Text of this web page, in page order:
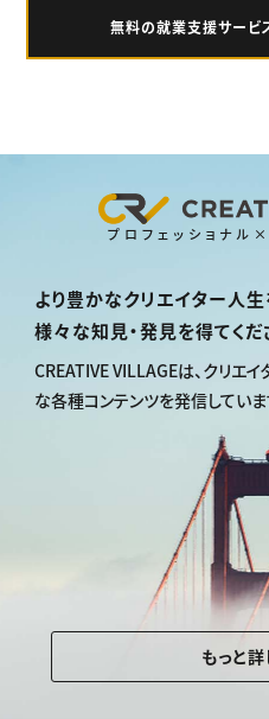
無料の就業支援サービ
プロフェッショナル
より豊かなクリエイター人生
様々な知見・発見を得てくだ
CREATIVE VILLAGEは、 クリエ
な各種コンテンツを発信していま
もっと